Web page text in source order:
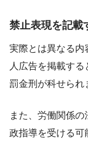
禁止表現を記載
実際とは異なる内
人広告を掲載す
罰金刑が科せられ
また、労働関係
政指導を受ける可